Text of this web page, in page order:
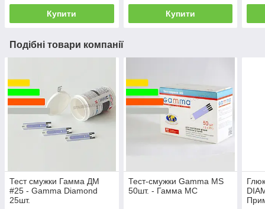
Купити Купити
Подібні товари компанії
Тест смужки Гамма ДМ
#25 - Gamma Diamond
25шт.
Тест-смужки Gamma MS
50шт. - Гамма МС